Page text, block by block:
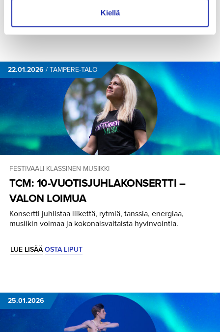
Kiellä
22.01.2026 /TAMPERE-TALO
FESTIVAALI KLASSINEN MUSIIKKI
TCM: 10-VUOTIS­JUH­LA­KON­SERTTI –
VALON LOIMUA
Konsertti juhlistaa liikettä, rytmiä, tanssia, energiaa,
musiikin voimaa ja kokonaisvaltaista hyvinvointia.
LUE LISÄÄOSTA LIPUT
25.01.2026